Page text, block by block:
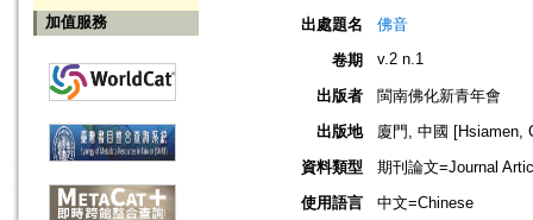
加值服務
出處題名
佛音
卷期
v.2 n.1
出版者
閩南佛化新青年會
出版地
廈門, 中國 [Hsiamen,
資料類型
期刊論文=Journal
使用語言
中文=Chinese